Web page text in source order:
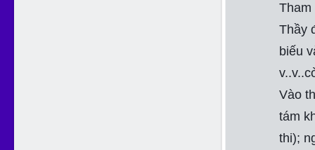
Tham
Thầy
biếu
Vào
tám
thi);